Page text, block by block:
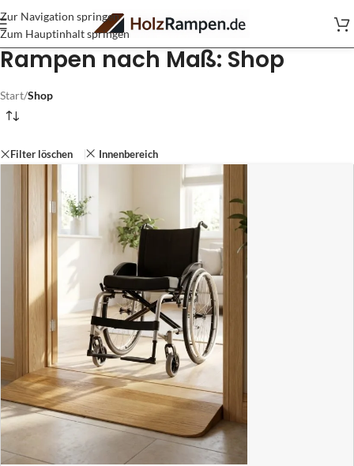
Zur Navigation springen
Zum Hauptinhalt springen
Rampen nach Maß: Shop
Start/Shop
Filter löschen Innenbereich